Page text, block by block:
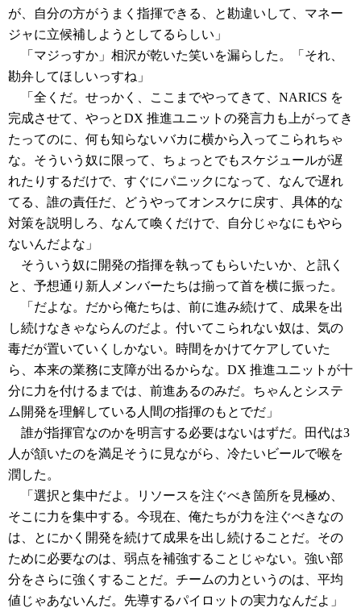
が、自分の方がうまく指揮できる、と勘違いして、マネー
ジャに立候補しようとしてるらしい」
「マジっすか」相沢が乾いた笑いを漏らした。「それ、
勘弁してほしいっすね」
「全くだ。せっかく、ここまでやってきて、NARICS を
完成させて、やっとDX 推進ユニットの発言力も上がってき
たってのに、何も知らないバカに横から入ってこられちゃ
な。そういう奴に限って、ちょっとでもスケジュールが遅
れたりするだけで、すぐにパニックになって、なんで遅れ
てる、誰の責任だ、どうやってオンスケに戻す、具体的な
対策を説明しろ、なんて喚くだけで、自分じゃなにもやら
ないんだよな」
そういう奴に開発の指揮を執ってもらいたいか、と訊く
と、予想通り新人メンバーたちは揃って首を横に振った。
「だよな。だから俺たちは、前に進み続けて、成果を出
し続けなきゃならんのだよ。付いてこられない奴は、気の
毒だが置いていくしかない。時間をかけてケアしていた
ら、本来の業務に支障が出るからな。DX 推進ユニットが十
分に力を付けるまでは、前進あるのみだ。ちゃんとシステ
ム開発を理解している人間の指揮のもとでだ」
誰が指揮官なのかを明言する必要はないはずだ。田代は3
人が頷いたのを満足そうに見ながら、冷たいビールで喉を
潤した。
「選択と集中だよ。リソースを注ぐべき箇所を見極め、
そこに力を集中する。今現在、俺たちが力を注ぐべきなの
は、とにかく開発を続けて成果を出し続けることだ。その
ために必要なのは、弱点を補強することじゃない。強い部
分をさらに強くすることだ。チームの力というのは、平均
値じゃあないんだ。先導するパイロットの実力なんだよ」